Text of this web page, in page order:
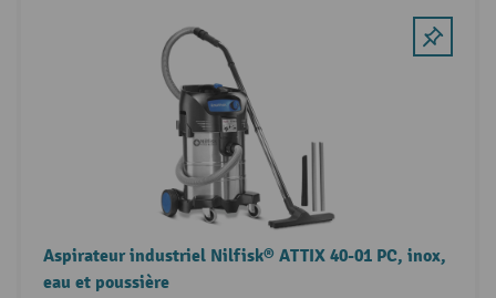
Aspirateur industriel Nilfisk® ATTIX 40-01 PC, inox,
eau et poussière